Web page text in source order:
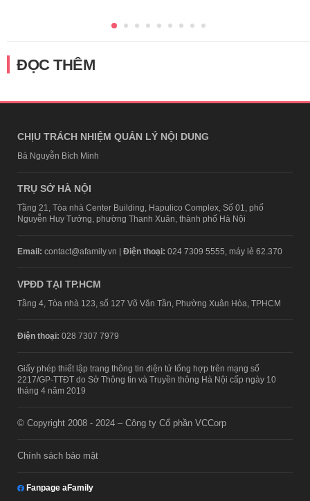
ĐỌC THÊM
CHỊU TRÁCH NHIỆM QUẢN LÝ NỘI DUNG
Bà Nguyễn Bích Minh
TRỤ SỞ HÀ NỘI
Tầng 21, Tòa nhà Center Building, Hapulico Complex, Số 01, phố
Nguyễn Huy Tưởng, phường Thanh Xuân, thành phố Hà Nội
Email: contact@afamily.vn | Điện thoại: 024 7309 5555, máy lẻ 62.370
VPĐD TẠI TP.HCM
Tầng 4, Tòa nhà 123, số 127 Võ Văn Tần, Phường Xuân Hòa, TPHCM
Điện thoại: 028 7307 7979
Giấy phép thiết lập trang thông tin điện tử tổng hợp trên mạng số
2217/GP-TTĐT do Sở Thông tin và Truyền thông Hà Nội cấp ngày 10
tháng 4 năm 2019
© Copyright 2008 - 2024 – Công ty Cổ phần VCCorp
Chính sách bảo mật
Fanpage aFamily